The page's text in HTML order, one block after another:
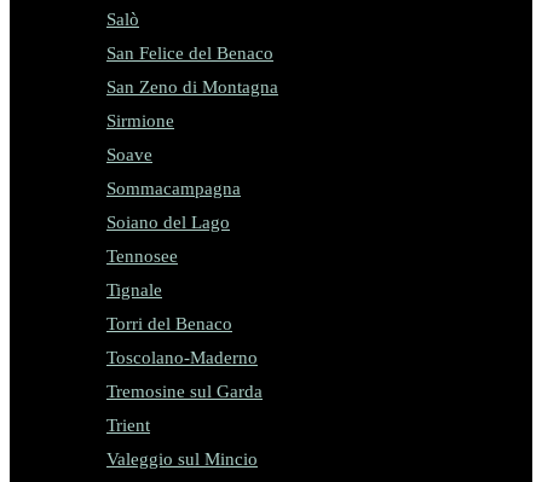
Salò
San Felice del Benaco
San Zeno di Montagna
Sirmione
Soave
Sommacampagna
Soiano del Lago
Tennosee
Tignale
Torri del Benaco
Toscolano-Maderno
Tremosine sul Garda
Trient
Valeggio sul Mincio